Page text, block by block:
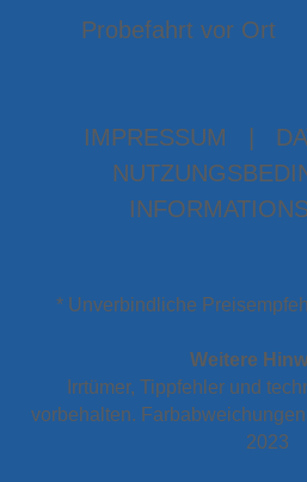
Probefahrt vor Ort
IMPRESSUM
* Unverbindliche
Weitere
Irrtümer, Tippfehler und
vorbehalten.
2023